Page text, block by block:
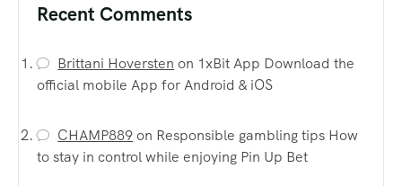
Recent Comments
Brittani Hoversten on 1xBit App Download the
official mobile App for Android & iOS
CHAMP889on Responsible gambling tips How
to stay in control while enjoying Pin Up Bet